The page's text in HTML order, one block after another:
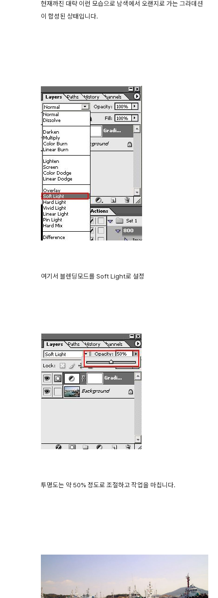
현재까진 대략 이런 모습으로 남색에서 오랜지로 가는 그라데션
이 합성된 상태입니다.
여기서 블렌딩모드를 Soft Light로 설정
투명도는 약 50% 정도로 조절하고 작업을 마칩니다.